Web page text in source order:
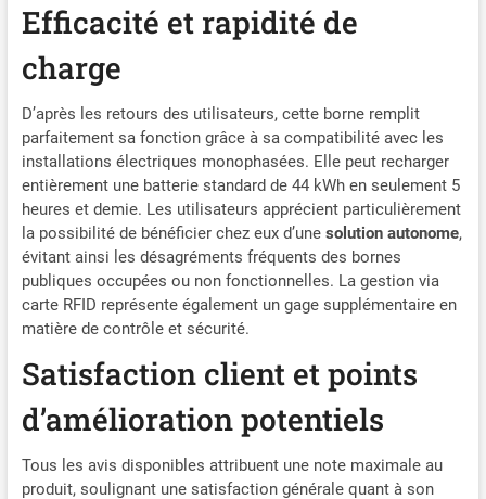
quotidien. Cette borne de
recharge vehicule electrique
pour une lecture facile en
extérieur. Grands chiffres
pour la puissance
instantanée, icônes
intuitives pour le suivi, et
LED réactive pour une
confirmation visuelle rapide
à distance. Informations
claires, recharge plus fluide.
【Rechargez selon vos
besoins】Gardez le
contrôle de votre recharge
au quotidien avec cette
wallbox 7kw type 2
monophasé, où que vous
l’intensité selon votre
Efficacité et rapidité de
charge
D’après les retours des utilisateurs, cette borne remplit
parfaitement sa fonction grâce à sa compatibilité avec les
installations électriques monophasées. Elle peut recharger
entièrement une batterie standard de 44 kWh en seulement 5
heures et demie. Les utilisateurs apprécient particulièrement
la possibilité de bénéficier chez eux d’une solution autonome,
évitant ainsi les désagréments fréquents des bornes
publiques occupées ou non fonctionnelles. La gestion via
carte RFID représente également un gage supplémentaire en
matière de contrôle et sécurité.
Satisfaction client et points
d’amélioration potentiels
Tous les avis disponibles attribuent une note maximale au
produit, soulignant une satisfaction générale quant à son